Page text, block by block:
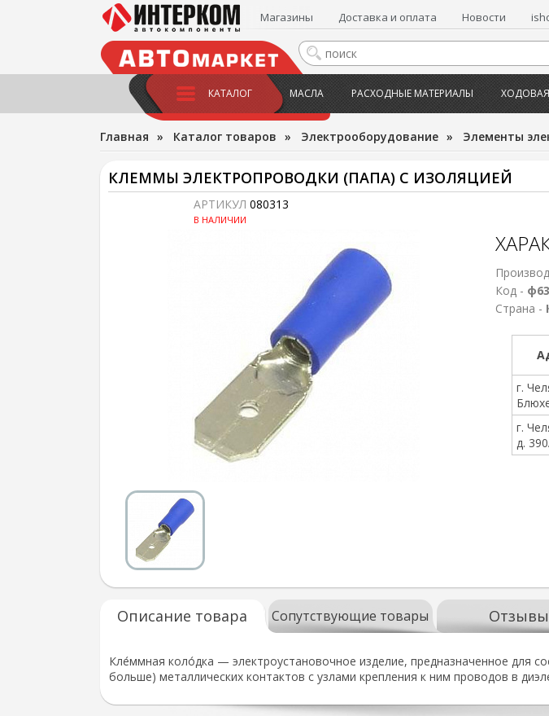
Магазины Доставка и оплата Новости
КАТАЛОГ МАСЛА РАСХОДНЫЕ МАТЕРИАЛЫ
Главная » Каталог товаров » Электрооборудование » Элементы
КЛЕММЫ ЭЛЕКТРОПРОВОДКИ (ПАПА) С ИЗОЛЯЦИЕЙ
АРТИКУЛ 080313
В НАЛИЧИИ
Код -
Страна -
г.
г.
д.
Описание товара Сопутствующие товары Отзывы
Кле́ммная коло́дка — электроустановочное изделие, предназначенное для
больше) металлических контактов с узлами крепления к ним проводов в